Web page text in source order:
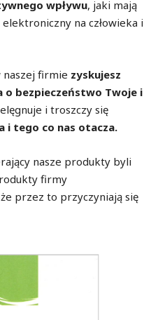
wpływu, jaki mają
na człowieka i
naszej firmie zyskujesz
o bezpieczeństwo Twoje i
i troszczy się
i tego co nas otacza.
nasze produkty byli
firmy
przez to przyczyniają się